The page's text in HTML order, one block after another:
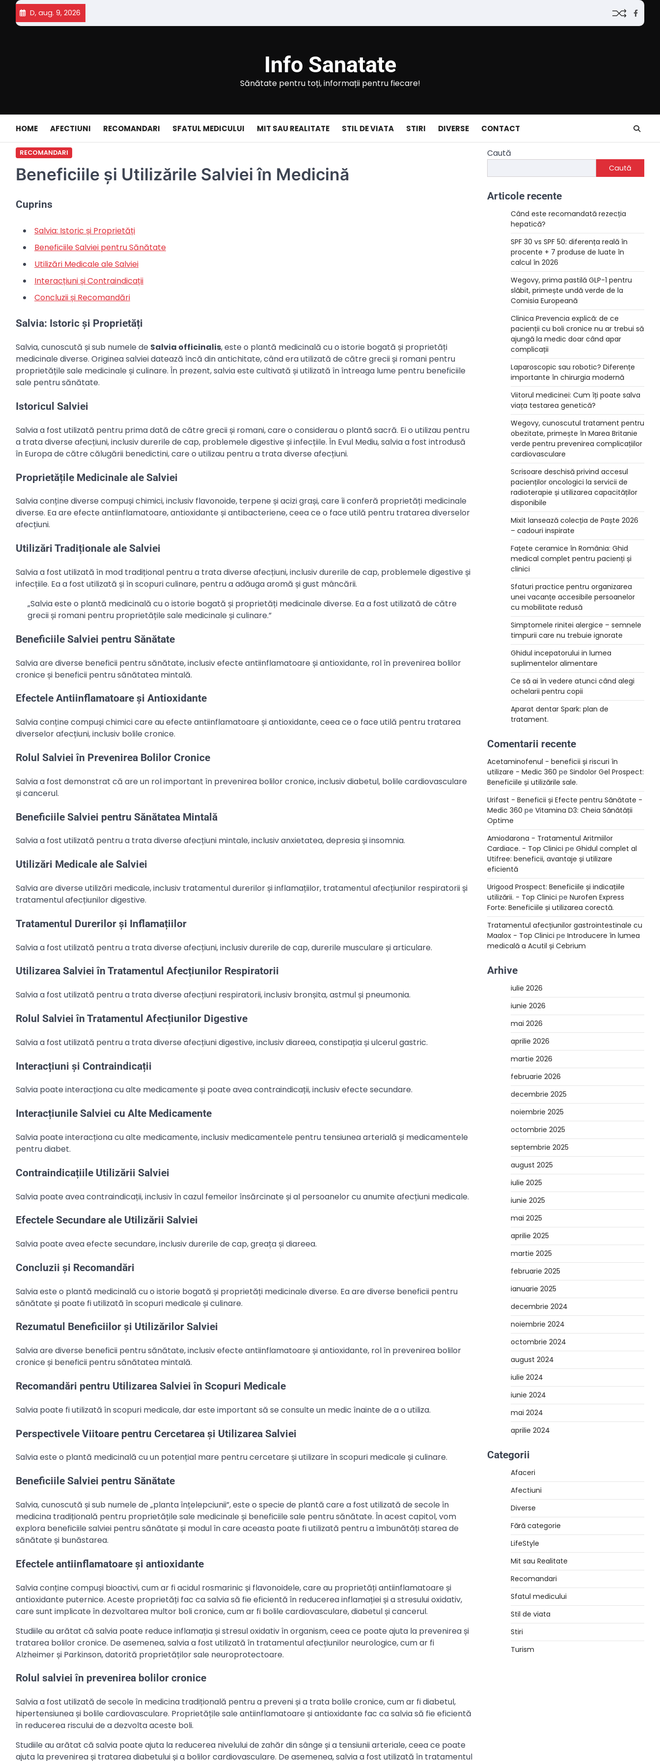
content
D, aug. 9, 2026
Info Sanatate
Sănătate pentru toți, informații pentru fiecare!
HOME AFECTIUNI RECOMANDARI SFATUL MEDICULUI MIT SAU REALITATE STIL DE VIATA STIRI DIVERSE CONTACT
RECOMANDARI
Beneficiile și Utilizările Salviei în Medicină
Cuprins
Salvia: Istoric și Proprietăți
Beneficiile Salviei pentru Sănătate
Utilizări Medicale ale Salviei
Interacțiuni și Contraindicații
Concluzii și Recomandări
Salvia: Istoric și Proprietăți
Salvia, cunoscută și sub numele de Salvia officinalis, este o plantă medicinală cu o istorie bogată și proprietăți
medicinale diverse. Originea salviei datează încă din antichitate, când era utilizată de către grecii și romani pentru
proprietățile sale medicinale și culinare. În prezent, salvia este cultivată și utilizată în întreaga lume pentru beneficiile
sale pentru sănătate.
Istoricul Salviei
Salvia a fost utilizată pentru prima dată de către grecii și romani, care o considerau o plantă sacră. Ei o utilizau pentru
a trata diverse afecțiuni, inclusiv durerile de cap, problemele digestive și infecțiile. În Evul Mediu, salvia a fost introdusă
în Europa de către călugării benedictini, care o utilizau pentru a trata diverse afecțiuni.
Proprietățile Medicinale ale Salviei
Salvia conține diverse compuși chimici, inclusiv flavonoide, terpene și acizi grași, care îi conferă proprietăți medicinale
diverse. Ea are efecte antiinflamatoare, antioxidante și antibacteriene, ceea ce o face utilă pentru tratarea diverselor
afecțiuni.
Utilizări Tradiționale ale Salviei
Salvia a fost utilizată în mod tradițional pentru a trata diverse afecțiuni, inclusiv durerile de cap, problemele digestive și
infecțiile. Ea a fost utilizată și în scopuri culinare, pentru a adăuga aromă și gust mâncării.
„Salvia este o plantă medicinală cu o istorie bogată și proprietăți medicinale diverse. Ea a fost utilizată de către
grecii și romani pentru proprietățile sale medicinale și culinare.”
Beneficiile Salviei pentru Sănătate
Salvia are diverse beneficii pentru sănătate, inclusiv efecte antiinflamatoare și antioxidante, rol în prevenirea bolilor
cronice și beneficii pentru sănătatea mintală.
Efectele Antiinflamatoare și Antioxidante
Salvia conține compuși chimici care au efecte antiinflamatoare și antioxidante, ceea ce o face utilă pentru tratarea
diverselor afecțiuni, inclusiv bolile cronice.
Rolul Salviei în Prevenirea Bolilor Cronice
Salvia a fost demonstrat că are un rol important în prevenirea bolilor cronice, inclusiv diabetul, bolile cardiovasculare
și cancerul.
Beneficiile Salviei pentru Sănătatea Mintală
Salvia a fost utilizată pentru a trata diverse afecțiuni mintale, inclusiv anxietatea, depresia și insomnia.
Utilizări Medicale ale Salviei
Salvia are diverse utilizări medicale, inclusiv tratamentul durerilor și inflamațiilor, tratamentul afecțiunilor respiratorii și
tratamentul afecțiunilor digestive.
Tratamentul Durerilor și Inflamațiilor
Salvia a fost utilizată pentru a trata diverse afecțiuni, inclusiv durerile de cap, durerile musculare și articulare.
Utilizarea Salviei în Tratamentul Afecțiunilor Respiratorii
Salvia a fost utilizată pentru a trata diverse afecțiuni respiratorii, inclusiv bronșita, astmul și pneumonia.
Rolul Salviei în Tratamentul Afecțiunilor Digestive
Salvia a fost utilizată pentru a trata diverse afecțiuni digestive, inclusiv diareea, constipația și ulcerul gastric.
Interacțiuni și Contraindicații
Salvia poate interacționa cu alte medicamente și poate avea contraindicații, inclusiv efecte secundare.
Interacțiunile Salviei cu Alte Medicamente
Salvia poate interacționa cu alte medicamente, inclusiv medicamentele pentru tensiunea arterială și medicamentele
pentru diabet.
Contraindicațiile Utilizării Salviei
Salvia poate avea contraindicații, inclusiv în cazul femeilor însărcinate și al persoanelor cu anumite afecțiuni medicale.
Efectele Secundare ale Utilizării Salviei
Salvia poate avea efecte secundare, inclusiv durerile de cap, greața și diareea.
Concluzii și Recomandări
Salvia este o plantă medicinală cu o istorie bogată și proprietăți medicinale diverse. Ea are diverse beneficii pentru
sănătate și poate fi utilizată în scopuri medicale și culinare.
Rezumatul Beneficiilor și Utilizărilor Salviei
Salvia are diverse beneficii pentru sănătate, inclusiv efecte antiinflamatoare și antioxidante, rol în prevenirea bolilor
cronice și beneficii pentru sănătatea mintală.
Recomandări pentru Utilizarea Salviei în Scopuri Medicale
Salvia poate fi utilizată în scopuri medicale, dar este important să se consulte un medic înainte de a o utiliza.
Perspectivele Viitoare pentru Cercetarea și Utilizarea Salviei
Salvia este o plantă medicinală cu un potențial mare pentru cercetare și utilizare în scopuri medicale și culinare.
Beneficiile Salviei pentru Sănătate
Salvia, cunoscută și sub numele de „planta înțelepciunii”, este o specie de plantă care a fost utilizată de secole în
medicina tradițională pentru proprietățile sale medicinale și beneficiile sale pentru sănătate. În acest capitol, vom
explora beneficiile salviei pentru sănătate și modul în care aceasta poate fi utilizată pentru a îmbunătăți starea de
sănătate și bunăstarea.
Efectele antiinflamatoare și antioxidante
Salvia conține compuși bioactivi, cum ar fi acidul rosmarinic și flavonoidele, care au proprietăți antiinflamatoare și
antioxidante puternice. Aceste proprietăți fac ca salvia să fie eficientă în reducerea inflamației și a stresului oxidativ,
care sunt implicate în dezvoltarea multor boli cronice, cum ar fi bolile cardiovasculare, diabetul și cancerul.
Studiile au arătat că salvia poate reduce inflamația și stresul oxidativ în organism, ceea ce poate ajuta la prevenirea și
tratarea bolilor cronice. De asemenea, salvia a fost utilizată în tratamentul afecțiunilor neurologice, cum ar fi
Alzheimer și Parkinson, datorită proprietăților sale neuroprotectoare.
Rolul salviei în prevenirea bolilor cronice
Salvia a fost utilizată de secole în medicina tradițională pentru a preveni și a trata bolile cronice, cum ar fi diabetul,
hipertensiunea și bolile cardiovasculare. Proprietățile sale antiinflamatoare și antioxidante fac ca salvia să fie eficientă
în reducerea riscului de a dezvolta aceste boli.
Studiile au arătat că salvia poate ajuta la reducerea nivelului de zahăr din sânge și a tensiunii arteriale, ceea ce poate
ajuta la prevenirea și tratarea diabetului și a bolilor cardiovasculare. De asemenea, salvia a fost utilizată în tratamentul
Caută
Caută
Articole recente
Când este recomandată rezecția
hepatică?
SPF 30 vs SPF 50: diferența reală în
procente + 7 produse de luate în
calcul în 2026
Wegovy, prima pastilă GLP-1 pentru
slăbit, primește undă verde de la
Comisia Europeană
Clinica Prevencia explică: de ce
pacienții cu boli cronice nu ar trebui să
ajungă la medic doar când apar
complicații
Laparoscopic sau robotic? Diferențe
importante în chirurgia modernă
Viitorul medicinei: Cum îți poate salva
viața testarea genetică?
Wegovy, cunoscutul tratament pentru
obezitate, primește în Marea Britanie
verde pentru prevenirea complicațiilor
cardiovasculare
Scrisoare deschisă privind accesul
pacienților oncologici la servicii de
radioterapie și utilizarea capacităților
disponibile
Mixit lansează colecția de Paște 2026
– cadouri inspirate
Fațete ceramice în România: Ghid
medical complet pentru pacienți și
clinici
Sfaturi practice pentru organizarea
unei vacanțe accesibile persoanelor
cu mobilitate redusă
Simptomele rinitei alergice – semnele
timpurii care nu trebuie ignorate
Ghidul incepatorului in lumea
suplimentelor alimentare
Ce să ai în vedere atunci când alegi
ochelarii pentru copii
Aparat dentar Spark: plan de
tratament.
Comentarii recente
Acetaminofenul - beneficii și riscuri în
utilizare - Medic 360 pe Sindolor Gel Prospect:
Beneficiile și utilizările sale.
Urifast - Beneficii și Efecte pentru Sănătate -
Medic 360 pe Vitamina D3: Cheia Sănătății
Optime
Amiodarona - Tratamentul Aritmiilor
Cardiace. - Top Clinici pe Ghidul complet al
Utifree: beneficii, avantaje și utilizare
eficientă
Urigood Prospect: Beneficiile și indicațiile
utilizării. - Top Clinici pe Nurofen Express
Forte: Beneficiile și utilizarea corectă.
Tratamentul afecțiunilor gastrointestinale cu
Maalox - Top Clinici pe Introducere în lumea
medicală a Acutil și Cebrium
Arhive
iulie 2026
iunie 2026
mai 2026
aprilie 2026
martie 2026
februarie 2026
decembrie 2025
noiembrie 2025
octombrie 2025
septembrie 2025
august 2025
iulie 2025
iunie 2025
mai 2025
aprilie 2025
martie 2025
februarie 2025
ianuarie 2025
decembrie 2024
noiembrie 2024
octombrie 2024
august 2024
iulie 2024
iunie 2024
mai 2024
aprilie 2024
Categorii
Afaceri
Afectiuni
Diverse
Fără categorie
LifeStyle
Mit sau Realitate
Recomandari
Sfatul medicului
Stil de viata
Stiri
Turism